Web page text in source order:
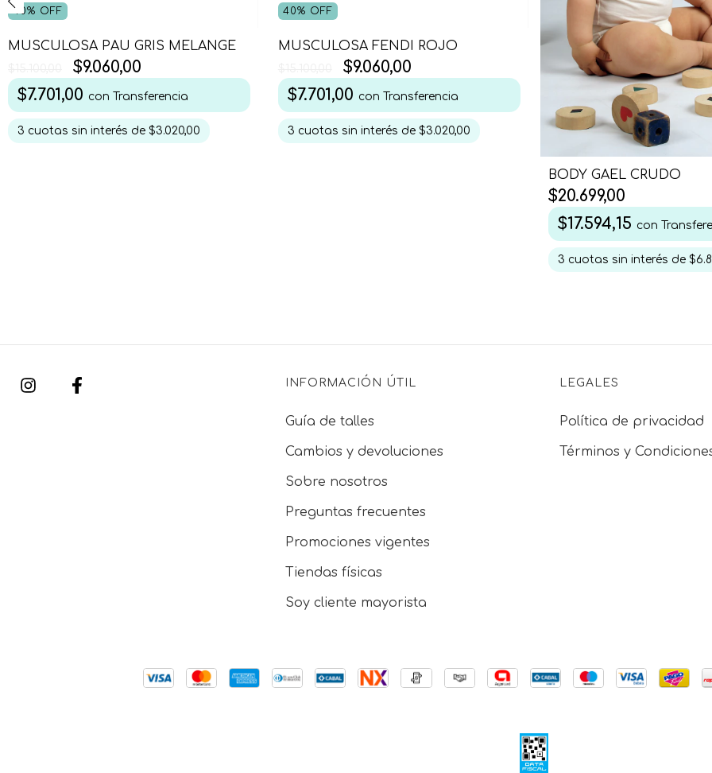
40% OFF
MUSCULOSA PAU GRIS MELANGE
$9.060,00
$7.701,00 con Transferencia
3 cuotas sin interés de $3.020,00
40% OFF
MUSCULOSA FENDI ROJO
$9.060,00
$7.701,00 con Transferencia
3 cuotas sin interés de $3.020,00
BODY GAEL CRUDO
$20.699,00
$17.594,15 con
3 cuotas sin interés de
INFORMACIÓN ÚTIL
Guía de talles
Cambios y devoluciones
Sobre nosotros
Preguntas frecuentes
Promociones vigentes
Tiendas físicas
Soy cliente mayorista
LEGALES
Política de privacidad
Términos y